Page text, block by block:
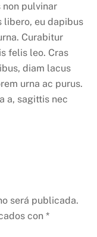
non pulvinar
libero, eu dapibus
Curabitur
felis leo. Cras
diam lacus
urna ac purus.
a, sagittis nec
será publicada.
con*